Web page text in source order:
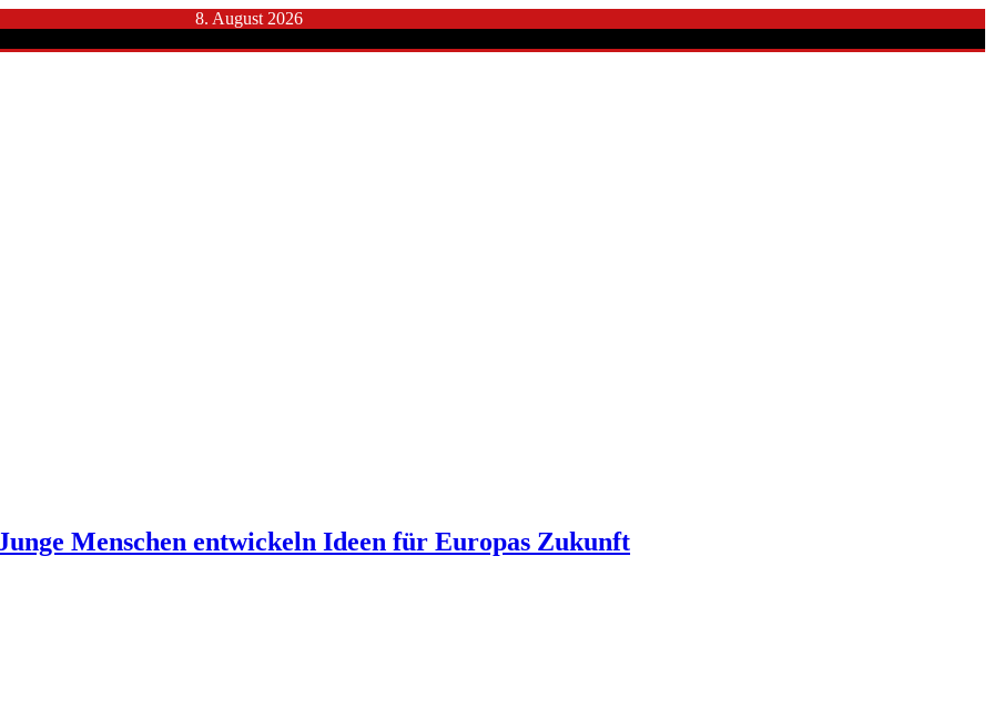
8. August 2026
Menschen entwickeln Ideen für Europas Zukunft